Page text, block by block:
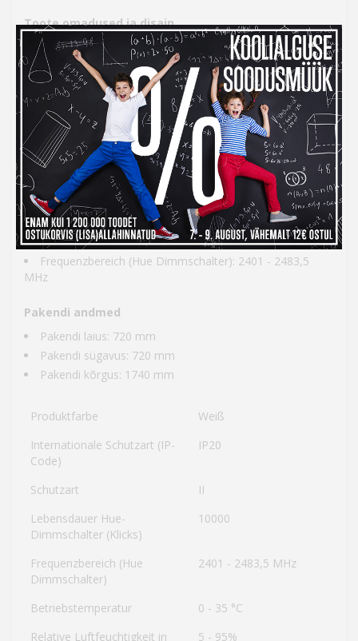
Toote omadused ja disain
Toote värv: Valge
Internationale Schutzart (IP-Code): IP20
Schutzart: II
Mõõtmed
Laius: 51 mm
Sügavus: 51 mm
Kõrgus: 84 mm
Garantii ja tehnilised näitajad
Garantiezeit: 2 aastat
Frequenzbereich (Hue Dimmschalter): 2401 - 2483,5
MHz
Pakendi andmed
Pakendi laius: 720 mm
Pakendi sügavus: 720 mm
Pakendi kõrgus: 1740 mm
Produktfarbe
Weiß
Internationale Schutzart (IP-
Code)
IP20
Schutzart
II
Lebensdauer Hue-
Dimmschalter (Klicks)
10000
Frequenzbereich (Hue
Dimmschalter)
2401 - 2483,5 MHz
Betriebstemperatur
0 - 35 °C
Relative Luftfeuchtigkeit in
5 - 95%